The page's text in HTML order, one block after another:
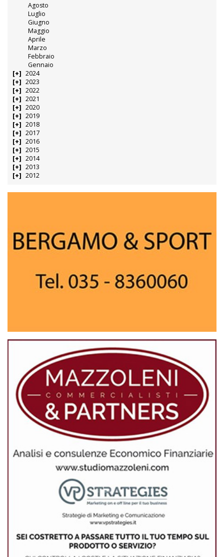
Agosto
Luglio
Giugno
Maggio
Aprile
Marzo
Febbraio
Gennaio
2024
2023
2022
2021
2020
2019
2018
2017
2016
2015
2014
2013
2012